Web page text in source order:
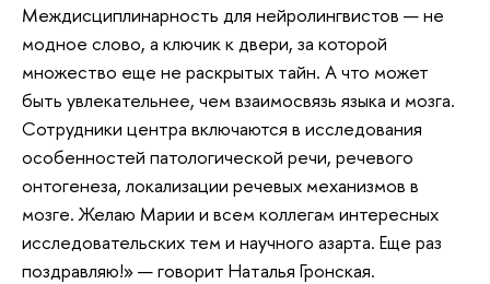
Междисциплинарность для нейролингвистов — не
модное слово, а ключик к двери, за которой
множество еще не раскрытых тайн. А что может
быть увлекательнее, чем взаимосвязь языка и мозга.
Сотрудники центра включаются в исследования
особенностей патологической речи, речевого
онтогенеза, локализации речевых механизмов в
мозге. Желаю Марии и всем коллегам интересных
исследовательских тем и научного азарта. Еще раз
поздравляю!» — говорит Наталья Гронская.